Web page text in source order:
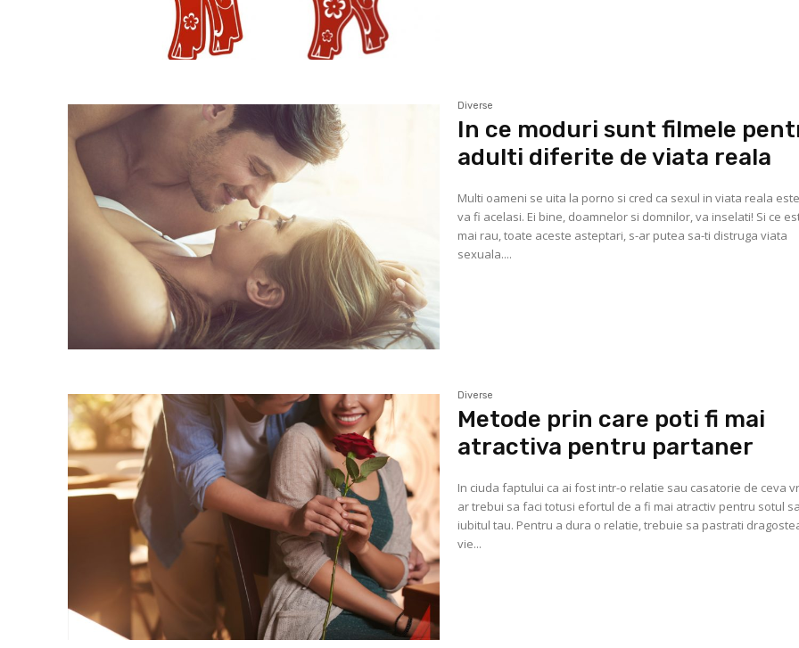
Diverse
In ce moduri sunt filmele
adulti diferite de viata reala
Multi oameni se uita la porno si cred ca sexul in viata reala
va fi acelasi. Ei bine, doamnelor si domnilor, va inselati! Si ce
mai rau, toate aceste asteptari, s-ar putea sa-ti distruga viata
sexuala....
Diverse
Metode prin care poti fi mai
atractiva pentru partaner
In ciuda faptului ca ai fost intr-o relatie sau casatorie de ceva
ar trebui sa faci totusi efortul de a fi mai atractiv pentru sotul
iubitul tau. Pentru a dura o relatie, trebuie sa pastrati
vie...